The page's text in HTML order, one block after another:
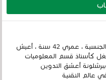
إسمي الكامل الحسين مزواد ، مغربي الجنسية ، عمري 42 سنة ، أعيش
كأستاذ قسم المعلوميات
أعشق التدوين
عالم التقنية